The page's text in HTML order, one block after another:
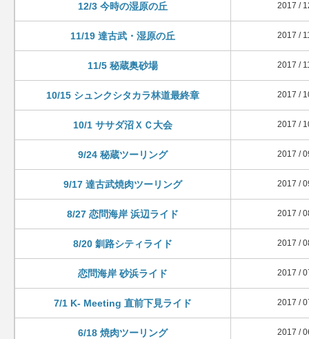
12/3 今時の湿原の丘 2017 /
11/19 達古武・湿原の丘 2017 /
11/5 秘蔵奥砂場 2017 /
10/15 シュンクシタカラ林道最終章 2017 /
10/1 ササダ沼ＸＣ大会 2017 /
9/24 秘蔵ツーリング 2017 /
9/17 達古武焼肉ツーリング 2017 /
8/27 恋問海岸 浜辺ライド 2017 /
8/20 釧路シティライド 2017 /
恋問海岸 砂浜ライド 2017 /
7/1 K- Meeting 直前下見ライド 2017 /
6/18 焼肉ツーリング 2017 /